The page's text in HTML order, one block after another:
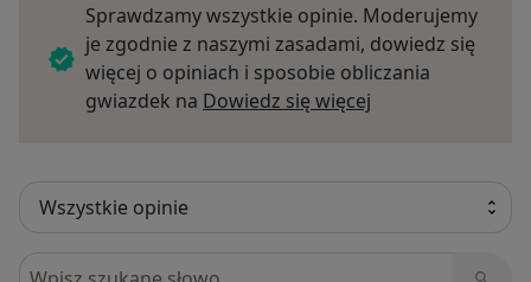
Sprawdzamy wszystkie opinie. Moderujemy
je zgodnie z naszymi zasadami, dowiedz się
więcej o opiniach i sposobie obliczania
gwiazdek na Dowiedz się więcej
Szukaj w opiniach